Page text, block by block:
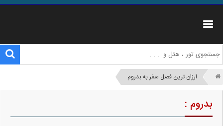
ارزان ترین فصل سفر به بدروم
بدروم :